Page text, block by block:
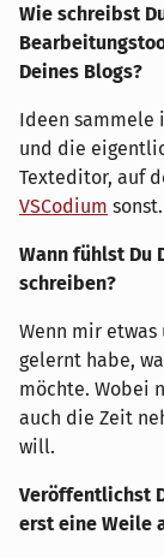
Wie schreibst
Deines Blogs?
Ideen sammele
und die
Texteditor, auf
VSCodium sonst.
Wann fühlst Du
schreiben?
Wenn mir
gelernt habe,
möchte. Wobei
auch die Zeit
will.
Veröffentlichst
erst eine Weile